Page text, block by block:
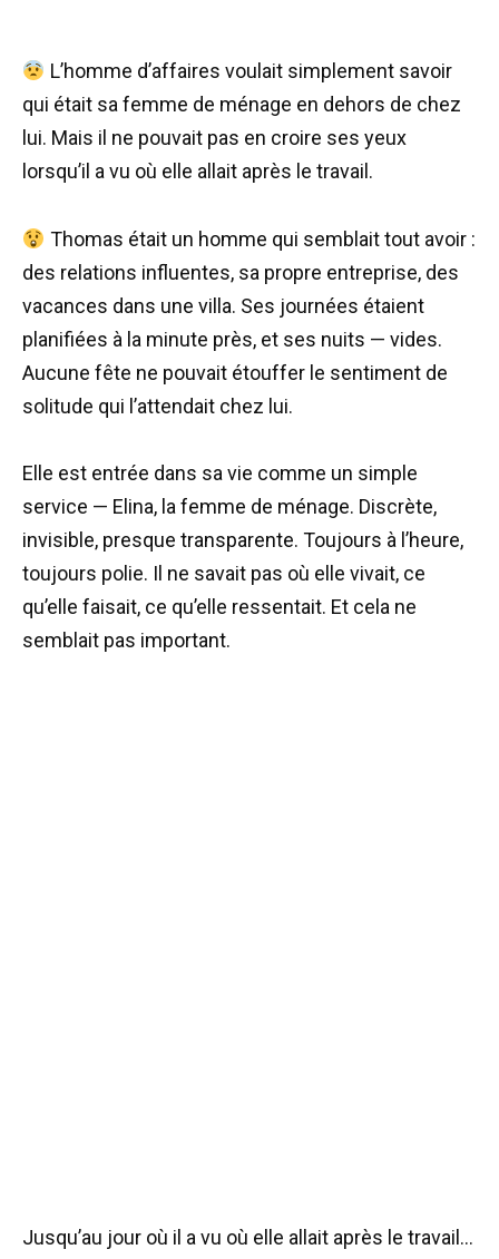
L’homme d’affaires voulait simplement savoir
qui était sa femme de ménage en dehors de chez
lui. Mais il ne pouvait pas en croire ses yeux
lorsqu’il a vu où elle allait après le travail.
Thomas était un homme qui semblait tout avoir :
des relations influentes, sa propre entreprise, des
vacances dans une villa. Ses journées étaient
planifiées à la minute près, et ses nuits — vides.
Aucune fête ne pouvait étouffer le sentiment de
solitude qui l’attendait chez lui.
Elle est entrée dans sa vie comme un simple
service — Elina, la femme de ménage. Discrète,
invisible, presque transparente. Toujours à l’heure,
toujours polie. Il ne savait pas où elle vivait, ce
qu’elle faisait, ce qu’elle ressentait. Et cela ne
semblait pas important.
Jusqu’au jour où il a vu où elle allait après le travail…